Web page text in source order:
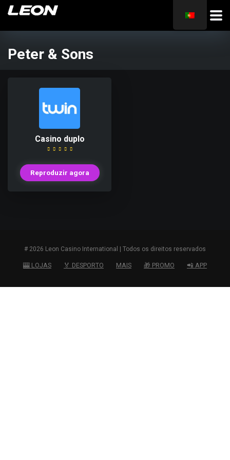
Peter & Sons
Casino duplo
Reproduzir agora
# 2026 Leon Casino International | Todos os direitos reservados
🎰 LOJAS 🏅 DESPORTO MAIS 🎁 PROMO 📲 APP